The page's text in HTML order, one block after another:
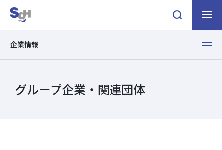
検索窓を開く
企業情報
グループ企業・関連団体